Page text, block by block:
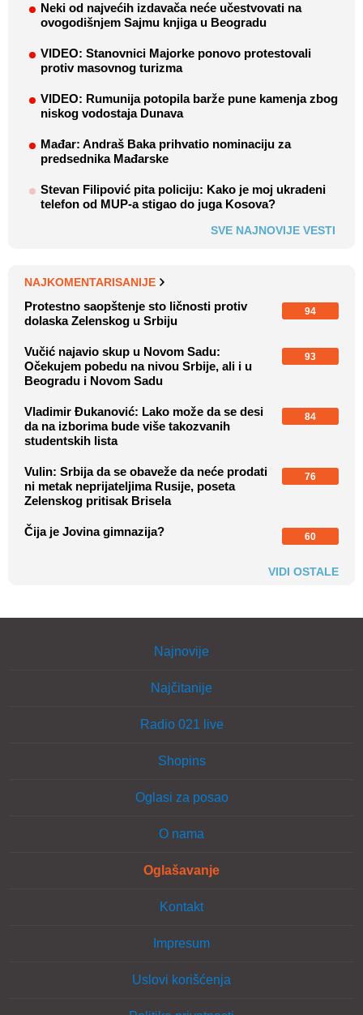
Neki od najvećih izdavača neće učestvovati na
ovogodišnjem Sajmu knjiga u Beogradu
VIDEO: Stanovnici Majorke ponovo protestovali
protiv masovnog turizma
VIDEO: Rumunija potopila barže pune kamenja zbog
niskog vodostaja Dunava
Mađar: Andraš Baka prihvatio nominaciju za
predsednika Mađarske
Stevan Filipović pita policiju: Kako je moj ukradeni
telefon od MUP-a stigao do juga Kosova?
SVE NAJNOVIJE VESTI
NAJKOMENTARISANIJE
Protestno saopštenje sto ličnosti protiv
dolaska Zelenskog u Srbiju
94
Vučić najavio skup u Novom Sadu:
Očekujem pobedu na nivou Srbije, ali i u
Beogradu i Novom Sadu
93
Vladimir Đukanović: Lako može da se desi
da na izborima bude više takozvanih
studentskih lista
84
Vulin: Srbija da se obaveže da neće prodati
ni metak neprijateljima Rusije, poseta
Zelenskog pritisak Brisela
76
Čija je Jovina gimnazija? 60
VIDI OSTALE
Najnovije
Najčitanije
Radio 021 live
Shopins
Oglasi za posao
O nama
Oglašavanje
Kontakt
Impresum
Uslovi korišćenja